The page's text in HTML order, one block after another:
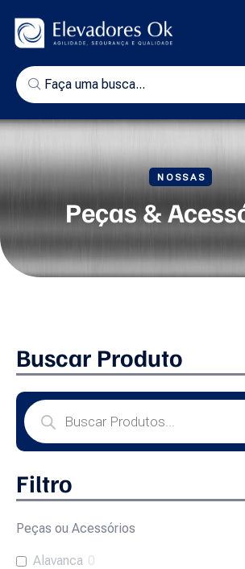
NOSSAS
Peças &
Buscar Produto
Filtro
Peças ou Acessórios
Alavanca 0